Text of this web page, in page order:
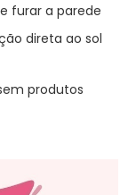
furar a parede
direta ao sol
produtos